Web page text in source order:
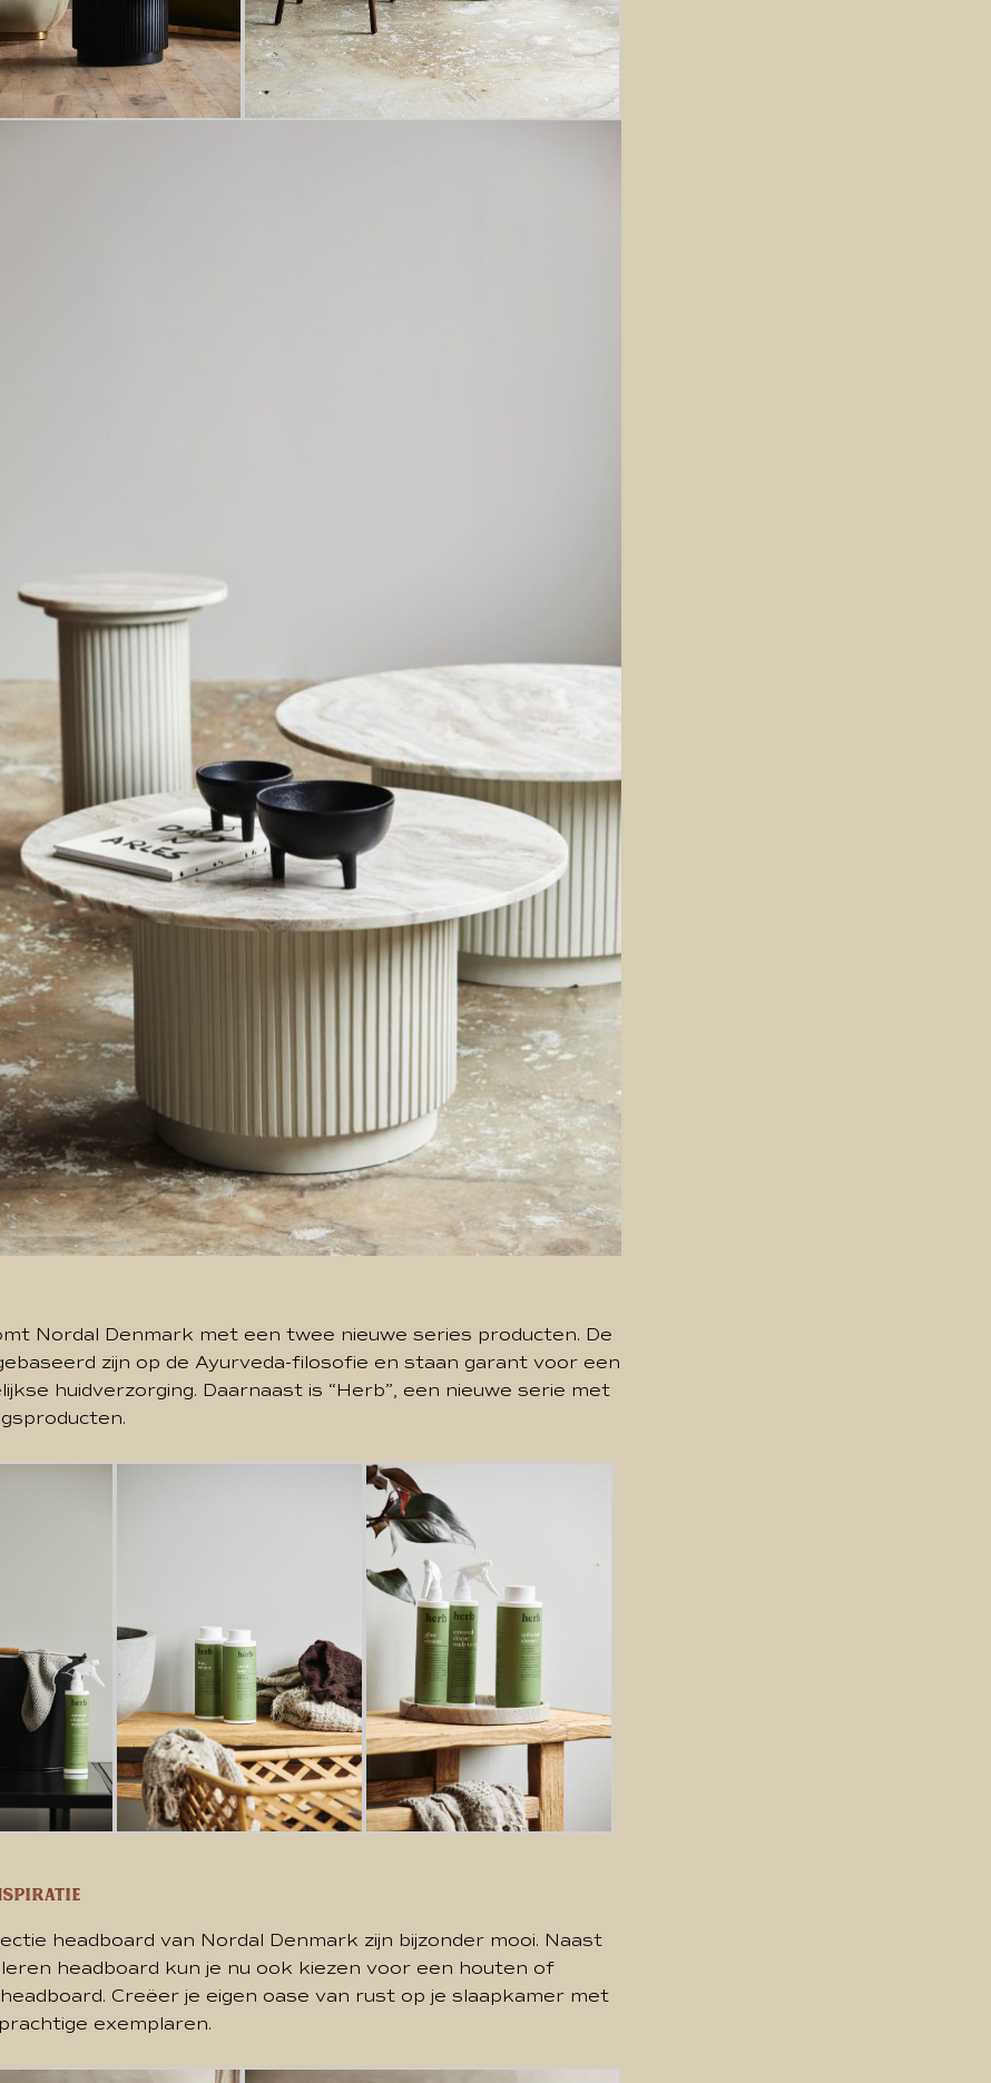
Nordal Denmark met een twee nieuwe series producten. De
zijn op de Ayurveda-filosofie en staan garant voor een
huidverzorging. Daarnaast is “Herb”, een nieuwe serie met
headboard van Nordal Denmark zijn bijzonder mooi. Naast
headboard kun je nu ook kiezen voor een houten of
Creëer je eigen oase van rust op je slaapkamer met
exemplaren.